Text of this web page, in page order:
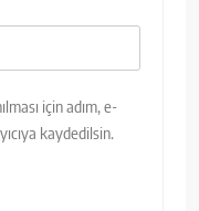
için adım, e-
kaydedilsin.